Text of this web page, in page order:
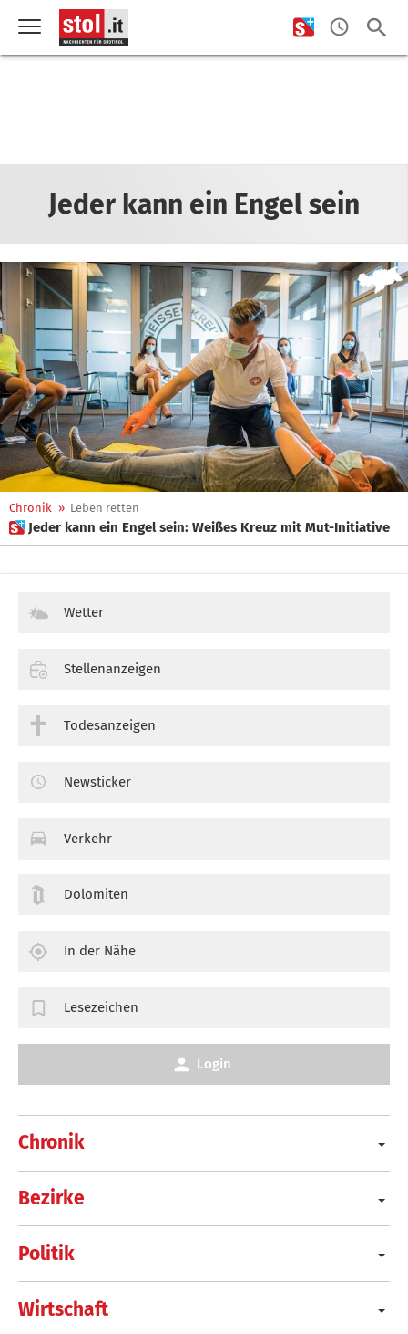
Jeder kann ein Engel sein
Chronik » Leben retten
 Jeder kann ein Engel sein: Weißes Kreuz mit Mut-Initiative
Chronik
Bezirke
Politik
Wirtschaft
Wetter
Stellenanzeigen
Todesanzeigen
Newsticker
Verkehr
Dolomiten
In der Nähe
Lesezeichen
Login